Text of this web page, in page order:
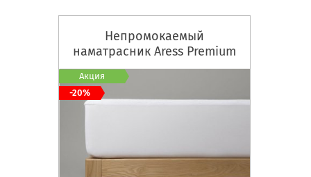
Непромокаемый
наматрасник Aress Premium
Акция
-20%